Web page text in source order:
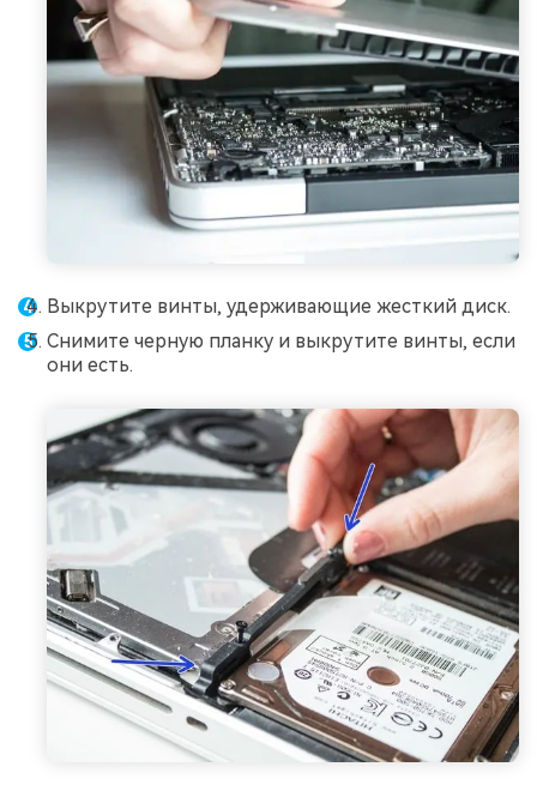
Выкрутите винты, удерживающие жесткий диск.
Снимите черную планку и выкрутите винты, если
они есть.